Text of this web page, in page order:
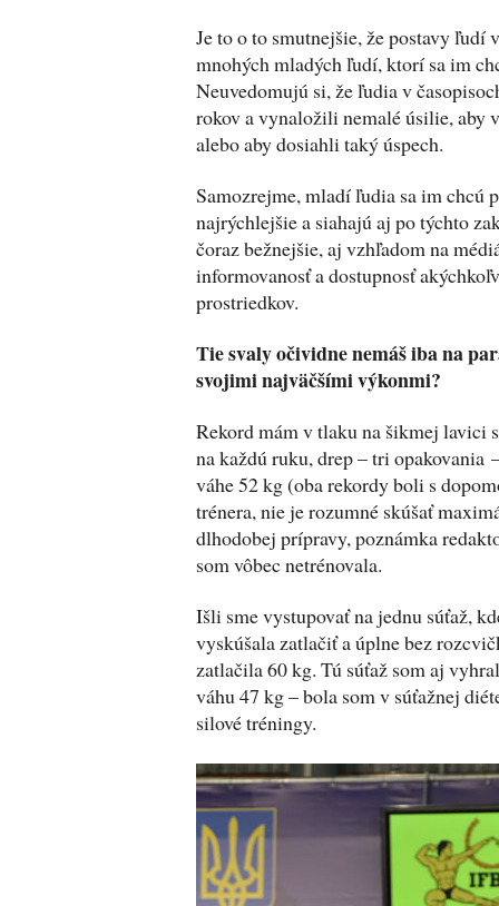
Je to o to smutnejšie, že postavy ľudí
mnohých mladých ľudí, ktorí sa im
Neuvedomujú si, že ľudia v
rokov a vynaložili nemalé úsilie, aby
alebo aby dosiahli taký úspech.
Samozrejme, mladí ľudia sa im chcú
najrýchlejšie a siahajú aj po týchto
čoraz bežnejšie, aj vzhľadom na
informovanosť a dostupnosť
prostriedkov.
Tie svaly očividne nemáš iba na
svojimi najväčšími výkonmi?
Rekord mám v tlaku na šikmej lavici
na každú ruku, drep – tri opakovania
váhe 52 kg (oba rekordy boli s
trénera, nie je rozumné skúšať
dlhodobej prípravy, poznámka
som vôbec netrénovala.
Išli sme vystupovať na jednu súťaž,
vyskúšala zatlačiť a úplne bez
zatlačila 60 kg. Tú súťaž som aj
váhu 47 kg – bola som v súťažnej
silové tréningy.